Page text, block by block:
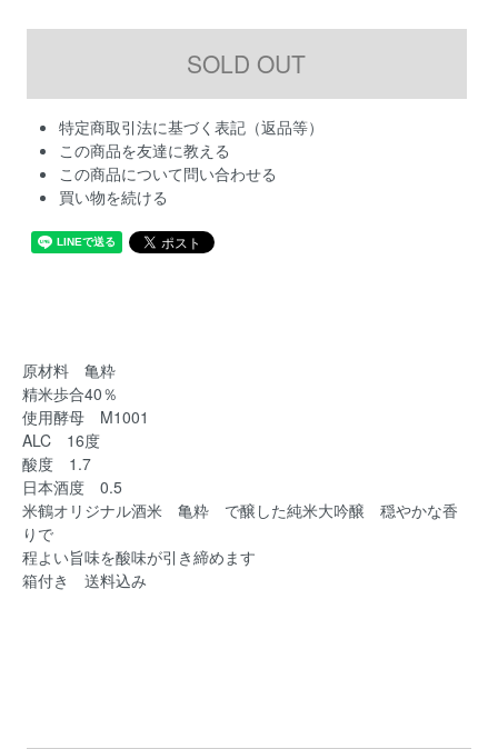
特定商取引法に基づく表記（返品等）
この商品を友達に教える
この商品について問い合わせる
買い物を続ける
原材料 亀粋
精米歩合40％
使用酵母 M1001
ALC 16度
酸度 1.7
日本酒度 0.5
米鶴オリジナル酒米 亀粋 で醸した純米大吟醸 穏やかな香
りで
程よい旨味を酸味が引き締めます
箱付き 送料込み